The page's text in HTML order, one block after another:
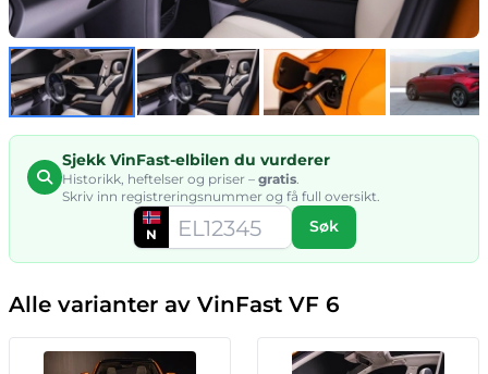
Sjekk VinFast-elbilen du vurderer
Historikk, heftelser og priser – gratis
Skriv inn registreringsnummer og få full oversikt.
N Søk
Alle varianter av VinFast VF 6